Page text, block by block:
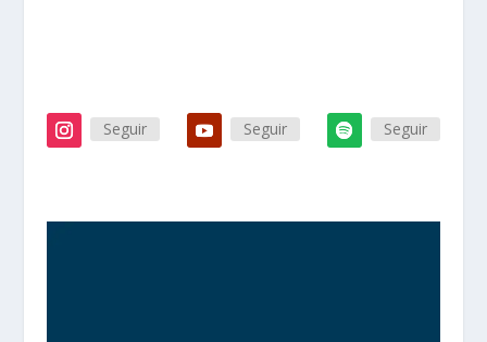
Seguir Seguir Seguir